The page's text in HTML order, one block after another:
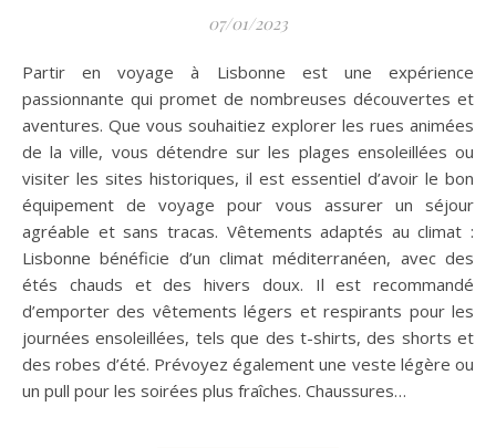
07/01/2023
Partir en voyage à Lisbonne est une expérience
passionnante qui promet de nombreuses découvertes et
aventures. Que vous souhaitiez explorer les rues animées
de la ville, vous détendre sur les plages ensoleillées ou
visiter les sites historiques, il est essentiel d’avoir le bon
équipement de voyage pour vous assurer un séjour
agréable et sans tracas. Vêtements adaptés au climat :
Lisbonne bénéficie d’un climat méditerranéen, avec des
étés chauds et des hivers doux. Il est recommandé
d’emporter des vêtements légers et respirants pour les
journées ensoleillées, tels que des t-shirts, des shorts et
des robes d’été. Prévoyez également une veste légère ou
un pull pour les soirées plus fraîches. Chaussures…